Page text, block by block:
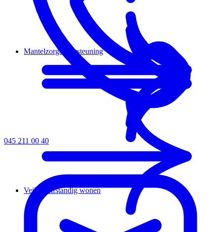
Veilig zelfstandig wonen
Mantelzorgondersteuning
045 211 00 40